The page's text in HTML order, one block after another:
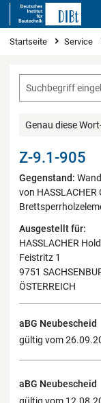
Sie sind hier
Startseite Service
Genau diese
Z-9.1-905
Gegenstand:
von HASSLACHER
Ausgestellt für:
HASSLACHER
Feistritz 1
9751
ÖSTERREICH
aBG Neubescheid
gültig vom
aBG Neubescheid
gültig vom